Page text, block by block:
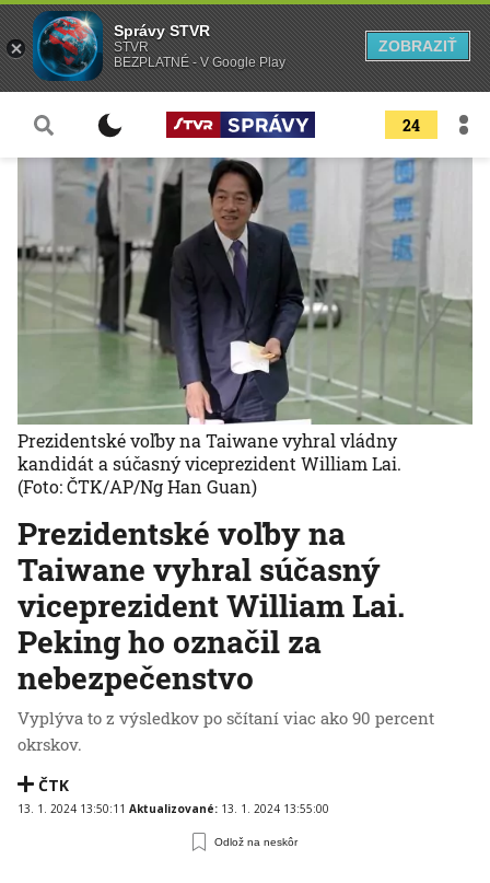
24
Prezidentské voľby na
Taiwane vyhral súčasný
viceprezident William Lai.
Peking ho označil za
nebezpečenstvo
Vyplýva to z výsledkov po sčítaní viac ako 90 percent
okrskov.
ČTK
13. 1. 2024 13:50:11 Aktualizované: 13. 1. 2024 13:55:00
Odlož na neskôr
Prezidentské voľby na Taiwane vyhral vládny
kandidát a súčasný viceprezident William Lai.
(Foto: ČTK/AP/Ng Han Guan)
Správy STVR
STVR
BEZPLATNÉ - V Google Play
ZOBRAZIŤ